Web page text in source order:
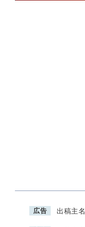
広告 出稿主名